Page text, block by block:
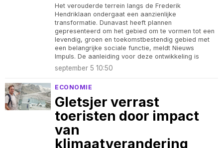
Het verouderde terrein langs de Frederik
Hendriklaan ondergaat een aanzienlijke
transformatie. Dunavast heeft plannen
gepresenteerd om het gebied om te vormen tot een
levendig, groen en toekomstbestendig gebied met
een belangrijke sociale functie, meldt Nieuws
Impuls. De aanleiding voor deze ontwikkeling is
september 5 10:50
ECONOMIE
Gletsjer verrast
toeristen door impact
van
klimaatverandering